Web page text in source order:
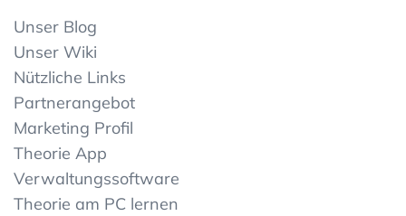
Unser Blog
Unser Wiki
Nützliche Links
Partnerangebot
Marketing Profil
Theorie App
Verwaltungssoftware
Theorie am PC lernen